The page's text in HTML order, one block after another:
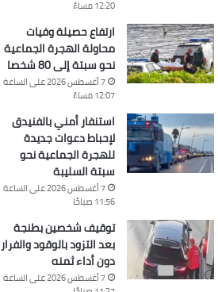
12:20 مساءً
ارتفاع حصيلة وفيات
محاولة الهجرة الجماعية
نحو سبتة إلى 80 شخصا
7 أغسطس 2026 على الساعة
12:07 مساءً
استنفار أمني بالفنيدق
لإحباط دعوات جديدة
للهجرة الجماعية نحو
سبتة السليبة
7 أغسطس 2026 على الساعة
11:56 صباحًا
توقيف شخصين بطنجة
بعد التزود بالوقود والفرار
دون أداء ثمنه
7 أغسطس 2026 على الساعة